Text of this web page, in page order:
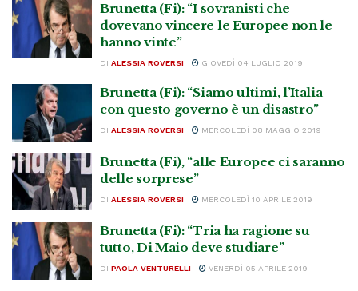
Brunetta (Fi): “I sovranisti che
dovevano vincere le Europee non le
hanno vinte”
DI ALESSIA ROVERSI GIOVEDÌ 04 LUGLIO 2019
Brunetta (Fi): “Siamo ultimi, l’Italia
con questo governo è un disastro”
DI ALESSIA ROVERSI MERCOLEDÌ 08 MAGGIO 2019
Brunetta (Fi), “alle Europee ci saranno
delle sorprese”
DI ALESSIA ROVERSI MERCOLEDÌ 10 APRILE 2019
Brunetta (Fi): “Tria ha ragione su
tutto, Di Maio deve studiare”
DI PAOLA VENTURELLI VENERDÌ 05 APRILE 2019